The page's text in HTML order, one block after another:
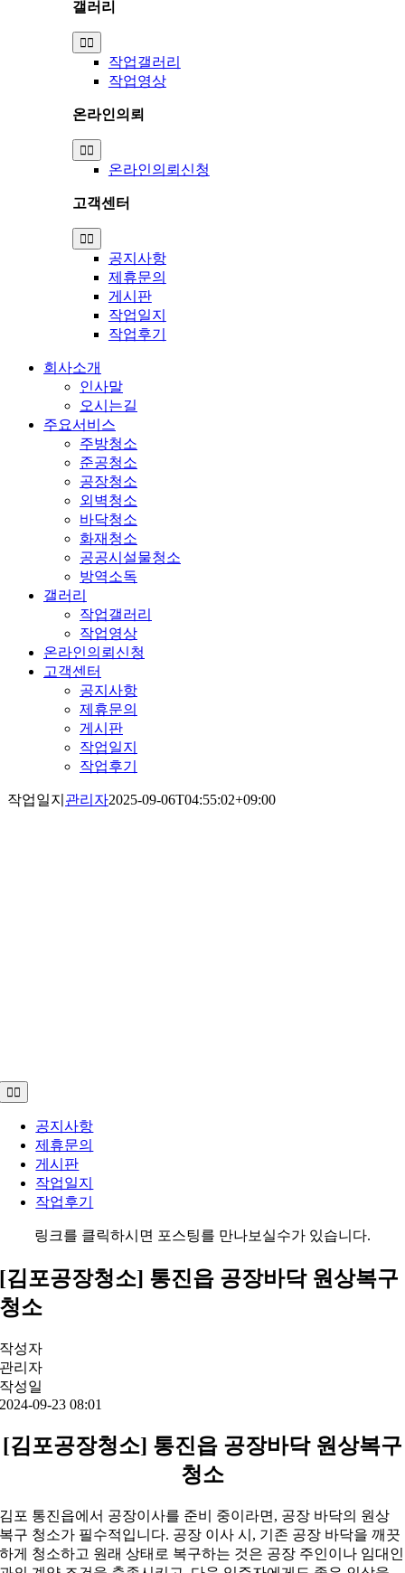
갤러리
Toggle
Navigation
작업갤러리
작업영상
온라인의뢰
Toggle
Navigation
온라인의뢰신청
고객센터
Toggle
Navigation
공지사항
제휴문의
게시판
작업일지
작업후기
회사소개
인사말
오시는길
주요서비스
주방청소
준공청소
공장청소
외벽청소
바닥청소
화재청소
공공시설물청소
방역소독
갤러리
작업갤러리
작업영상
온라인의뢰신청
고객센터
공지사항
제휴문의
게시판
작업일지
작업후기
작업일지 관리자2025-09-06T04:55:02+09:00
Toggle
Navigation
공지사항
제휴문의
게시판
작업일지
작업후기
링크를 클릭하시면 포스팅를 만나보실수가 있습니다.
[김포공장청소] 통진읍 공장바닥 원상복구
청소
작성자
관리자
작성일
2024-09-23 08:01
[김포공장청소] 통진읍 공장바닥 원상복구
청소
김포 통진읍에서 공장이사를 준비 중이라면, 공장 바닥의 원상
복구 청소가 필수적입니다. 공장 이사 시, 기존 공장 바닥을 깨끗
하게 청소하고 원래 상태로 복구하는 것은 공장 주인이나 임대인